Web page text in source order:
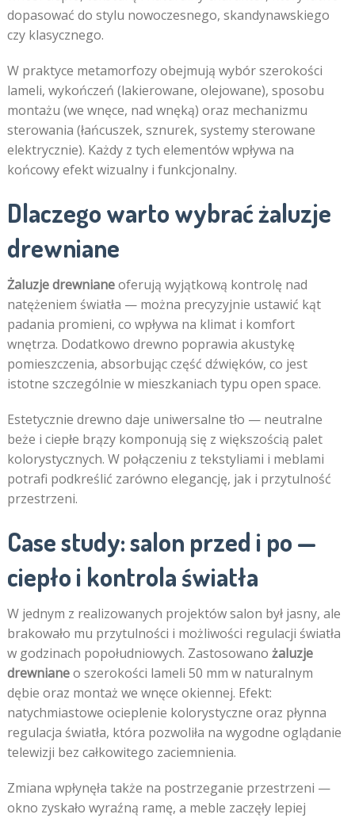
dopasować do stylu nowoczesnego, skandynawskiego
czy klasycznego.
W praktyce metamorfozy obejmują wybór szerokości
lameli, wykończeń (lakierowane, olejowane), sposobu
montażu (we wnęce, nad wnęką) oraz mechanizmu
sterowania (łańcuszek, sznurek, systemy sterowane
elektrycznie). Każdy z tych elementów wpływa na
końcowy efekt wizualny i funkcjonalny.
Dlaczego warto wybrać żaluzje
drewniane
Żaluzje drewnianeoferują wyjątkową kontrolę nad
natężeniem światła — można precyzyjnie ustawić kąt
padania promieni, co wpływa na klimat i komfort
wnętrza. Dodatkowo drewno poprawia akustykę
pomieszczenia, absorbując część dźwięków, co jest
istotne szczególnie w mieszkaniach typu open space.
Estetycznie drewno daje uniwersalne tło — neutralne
beże i ciepłe brązy komponują się z większością palet
kolorystycznych. W połączeniu z tekstyliami i meblami
potrafi podkreślić zarówno elegancję, jak i przytulność
przestrzeni.
Case study: salon przed i po —
ciepło i kontrola światła
W jednym z realizowanych projektów salon był jasny, ale
brakowało mu przytulności i możliwości regulacji światła
w godzinach popołudniowych. Zastosowano żaluzje
drewnianeo szerokości lameli 50 mm w naturalnym
dębie oraz montaż we wnęce okiennej. Efekt:
natychmiastowe ocieplenie kolorystyczne oraz płynna
regulacja światła, która pozwoliła na wygodne oglądanie
telewizji bez całkowitego zaciemnienia.
Zmiana wpłynęła także na postrzeganie przestrzeni —
okno zyskało wyraźną ramę, a meble zaczęły lepiej